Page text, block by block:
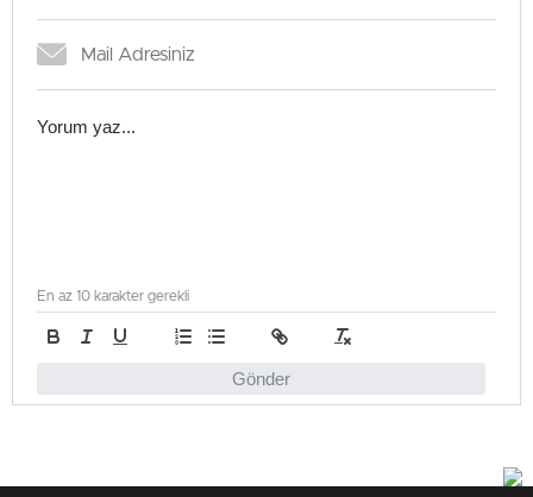
Gönder
En az 10 karakter gerekli